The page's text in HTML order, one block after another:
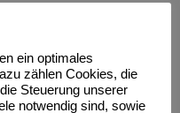
ein optimales
zählen Cookies, die
Steuerung unserer
notwendig sind, sowie